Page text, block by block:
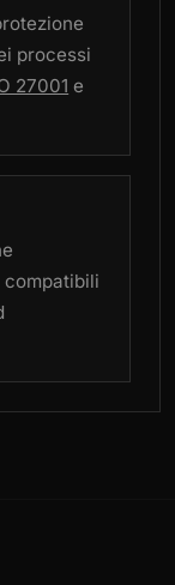
processi
27001 e